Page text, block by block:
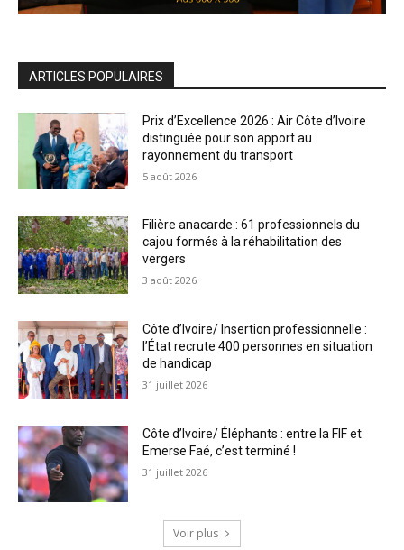
ARTICLES POPULAIRES
Prix d’Excellence 2026 : Air Côte d’Ivoire
distinguée pour son apport au
rayonnement du transport
5 août 2026
Filière anacarde : 61 professionnels du
cajou formés à la réhabilitation des
vergers
3 août 2026
Côte d’Ivoire/ Insertion professionnelle :
l’État recrute 400 personnes en situation
de handicap
31 juillet 2026
Côte d’Ivoire/ Éléphants : entre la FIF et
Emerse Faé, c’est terminé !
31 juillet 2026
Voir plus